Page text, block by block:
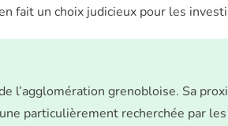
fait un choix judicieux pour les
l’agglomération grenobloise. Sa
particulièrement recherchée par